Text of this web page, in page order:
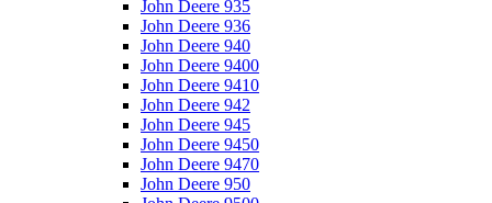
John Deere 935
John Deere 936
John Deere 940
John Deere 9400
John Deere 9410
John Deere 942
John Deere 945
John Deere 9450
John Deere 9470
John Deere 950